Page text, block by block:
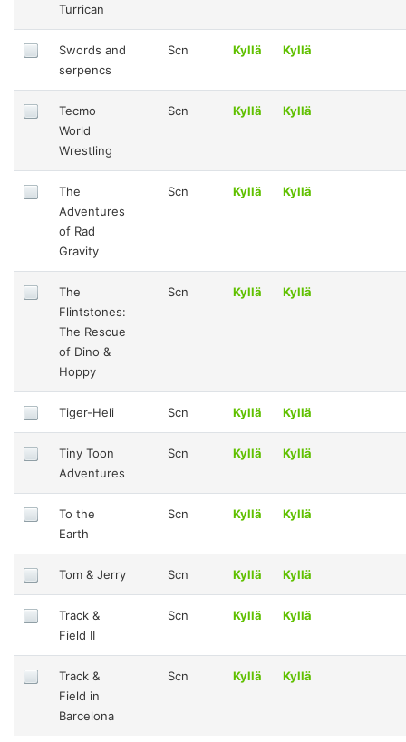
Turrican
Swords and
serpencs
Scn Kyllä Kyllä
Tecmo
World
Wrestling
Scn Kyllä Kyllä
The
Adventures
of Rad
Gravity
Scn Kyllä Kyllä
The
Flintstones:
The Rescue
of Dino &
Hoppy
Scn Kyllä Kyllä
Tiger-Heli Scn Kyllä Kyllä
Tiny Toon
Adventures
Scn Kyllä Kyllä
To the
Earth
Scn Kyllä Kyllä
Tom & Jerry Scn Kyllä Kyllä
Track &
Field II
Scn Kyllä Kyllä
Track &
Field in
Barcelona
Scn Kyllä Kyllä